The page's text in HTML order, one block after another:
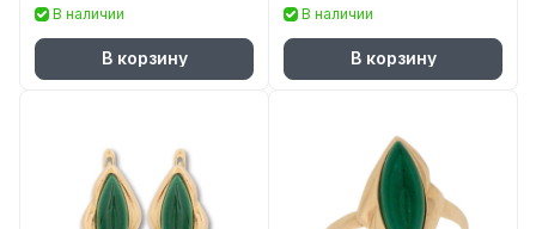
В наличии
В корзину
В наличии
В корзину